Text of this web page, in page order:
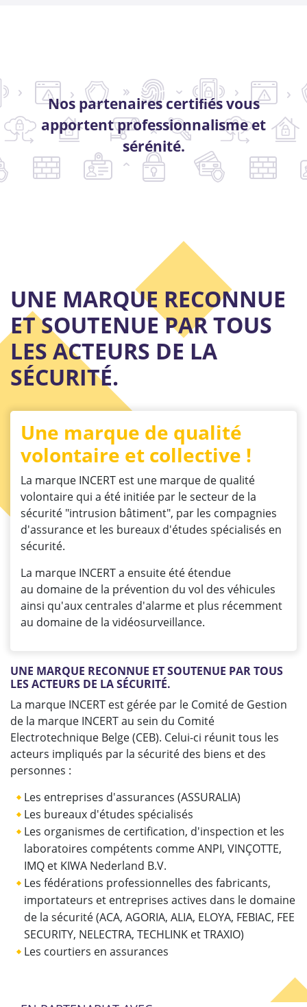
Nos partenaires certiﬁés vous
apportent professionnalisme et
sérénité.
UNE MARQUE RECONNUE
ET SOUTENUE PAR TOUS
LES ACTEURS DE LA
SÉCURITÉ.
une marque de qualité
volontaire et collective !
La marque INCERT est une marque de qualité
volontaire qui a été initiée par le secteur de la
sécurité "intrusion bâtiment", par les compagnies
d'assurance et les bureaux d'études spécialisés en
sécurité.
La marque INCERT a ensuite été étendue
au domaine de la prévention du vol des véhicules
ainsi qu'aux centrales d'alarme et plus récemment
au domaine de la vidéosurveillance.
UNE MARQUE RECONNUE ET SOUTENUE PAR TOUS
LES ACTEURS DE LA SÉCURITÉ.
La marque INCERT est gérée par le Comité de Gestion
de la marque INCERT au sein du Comité
Electrotechnique Belge (CEB). Celui-ci réunit tous les
acteurs impliqués par la sécurité des biens et des
personnes :
Les entreprises d'assurances (ASSURALIA)
Les bureaux d'études spécialisés
Les organismes de certification, d'inspection et les
laboratoires compétents comme ANPI, VINÇOTTE,
IMQ et KIWA Nederland B.V.
Les fédérations professionnelles des fabricants,
importateurs et entreprises actives dans le domaine
de la sécurité (ACA, AGORIA, ALIA, ELOYA, FEBIAC, FEE
SECURITY, NELECTRA, TECHLINK et TRAXIO)
Les courtiers en assurances